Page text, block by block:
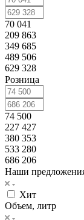
70 041
209 863
349 685
489 506
629 328
Розница
74 500
227 427
380 353
533 280
686 206
Наши
Хит
Объем, литр